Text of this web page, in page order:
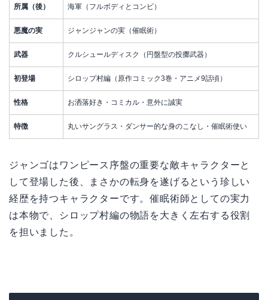
所属（後） 海軍（フルボディとコンビ）
悪魔の実 ジャンジャンの実（催眠術）
武器 クルシュールディスク（円盤型の投擲武器）
初登場 シロップ村編（原作コミック3巻・アニメ9話頃）
性格 お洒落好き・コミカル・意外に誠実
特徴 丸いサングラス・ダンサー的な身のこなし・催眠術使い
ジャンゴはワンピース序盤の重要な敵キャラクターと
して登場した後、まさかの転身を遂げるという珍しい
経歴を持つキャラクターです。催眠術師としての実力
は本物で、シロップ村編の物語を大きく左右する役割
を担いました。